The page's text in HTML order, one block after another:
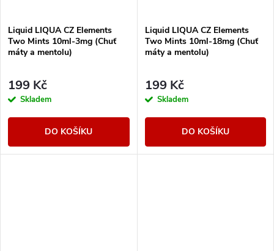
Liquid LIQUA CZ Elements
Two Mints 10ml-3mg (Chuť
máty a mentolu)
199 Kč
Skladem
DO KOŠÍKU
Liquid LIQUA CZ Elements
Two Mints 10ml-18mg (Chuť
máty a mentolu)
199 Kč
Skladem
DO KOŠÍKU